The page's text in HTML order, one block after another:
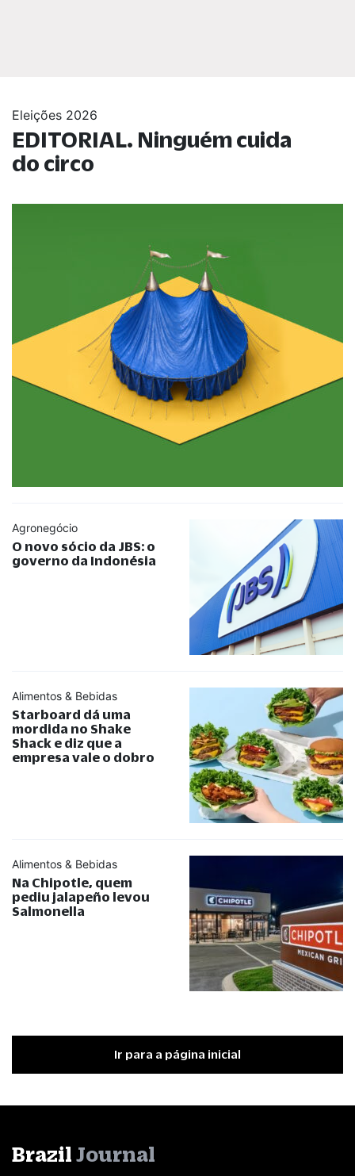
Eleições 2026
EDITORIAL. Ninguém cuida
do circo
Agronegócio
O novo sócio da JBS: o
governo da Indonésia
Alimentos & Bebidas
Starboard dá uma
mordida no Shake
Shack e diz que a
empresa vale o dobro
Alimentos & Bebidas
Na Chipotle, quem
pediu jalapeño levou
Salmonella
Ir para a página inicial
Brazil Journal